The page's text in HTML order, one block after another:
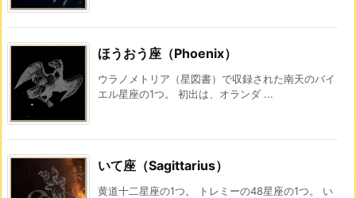
ほうおう座（Phoenix）
ウラノメトリア（星図書）で収録された南天のバイ
エル星座の1つ。 初出は、オランダ ...
いて座（Sagittarius）
黄道十二星座の1つ。 トレミーの48星座の1つ。 い